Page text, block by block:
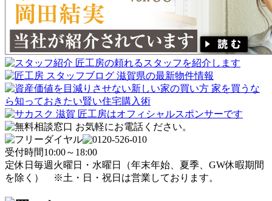
受付時間10:00～18:00
定休日 毎週火曜日・水曜日
（年末年始、夏季、GW休暇期間
を除く）
※土・日・祝日は営業しております。